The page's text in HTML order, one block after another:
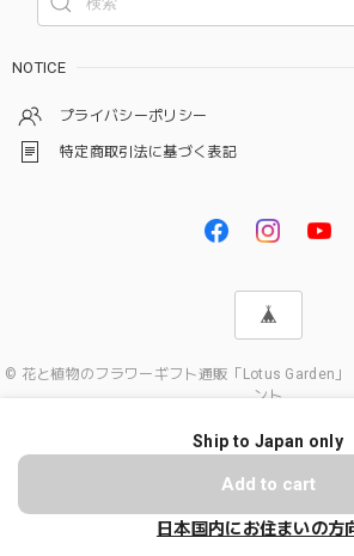
NOTICE
プライバシーポリシー
特定商取引法に基づく表記
© 花と植物のフラワーギフト通販「Lotus Garden
ント
Ship to Japan only
Add to cart
日本国内にお住まいの方
ショップに質問